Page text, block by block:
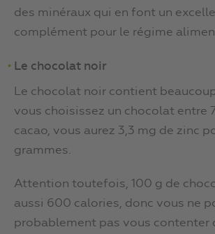
des minéraux qui en font un
complément pour le régime
Le chocolat noir
Le chocolat noir contient
vous choisissez un chocolat entre
cacao, vous aurez 3,3 mg de zinc
grammes.
Attention toutefois, 100 g de
aussi 600 calories, donc vous ne
probablement pas vous contenter